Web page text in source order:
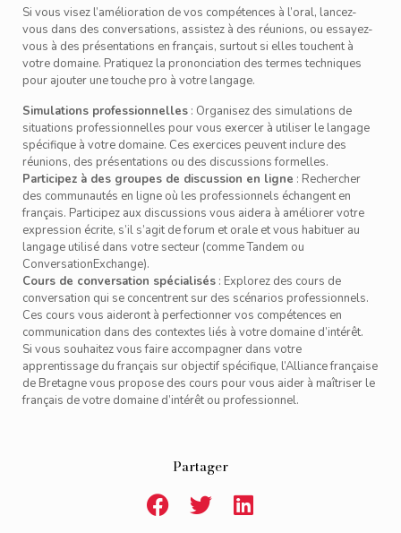
Si vous visez l’amélioration de vos compétences à l’oral, lancez-
vous dans des conversations, assistez à des réunions, ou essayez-
vous à des présentations en français, surtout si elles touchent à
votre domaine. Pratiquez la prononciation des termes techniques
pour ajouter une touche pro à votre langage.
Simulations professionnelles : Organisez des simulations de
situations professionnelles pour vous exercer à utiliser le langage
spécifique à votre domaine. Ces exercices peuvent inclure des
réunions, des présentations ou des discussions formelles.
Participez à des groupes de discussion en ligne : Rechercher
des communautés en ligne où les professionnels échangent en
français. Participez aux discussions vous aidera à améliorer votre
expression écrite, s’il s’agit de forum et orale et vous habituer au
langage utilisé dans votre secteur (comme Tandem ou
ConversationExchange).
Cours de conversation spécialisés : Explorez des cours de
conversation qui se concentrent sur des scénarios professionnels.
Ces cours vous aideront à perfectionner vos compétences en
communication dans des contextes liés à votre domaine d’intérêt.
Si vous souhaitez vous faire accompagner dans votre
apprentissage du français sur objectif spécifique, l’Alliance française
de Bretagne vous propose des cours pour vous aider à maîtriser le
français de votre domaine d’intérêt ou professionnel.
Partager